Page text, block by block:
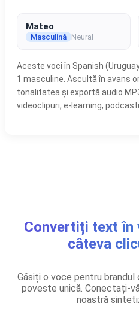
Mateo
Masculină Neural
Aceste voci în Spanish
1 masculine. Ascultă în avans
tonalitatea și exportă audio
videoclipuri, e-learning,
Convertiți text în
câteva
Găsiți o voce pentru brandul
poveste unică. Conectați-
noastră